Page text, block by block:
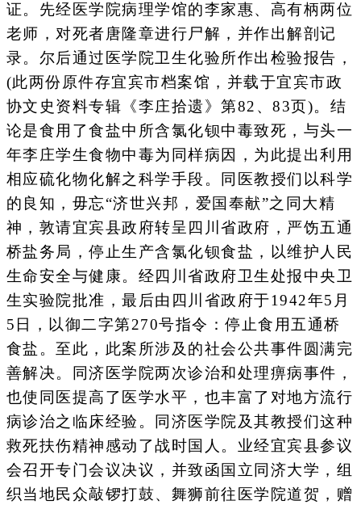
证。先经医学院病理学馆的李家惠、高有柄两位
老师，对死者唐隆章进行尸解，并作出解剖记
录。尔后通过医学院卫生化验所作出检验报告，
(此两份原件存宜宾市档案馆，并载于宜宾市政
协文史资料专辑《李庄拾遗》第82、83页)。结
论是食用了食盐中所含氯化钡中毒致死，与头一
年李庄学生食物中毒为同样病因，为此提出利用
相应硫化物化解之科学手段。同医教授们以科学
的良知，毋忘“济世兴邦，爱国奉献”之同大精
神，敦请宜宾县政府转呈四川省政府，严饬五通
桥盐务局，停止生产含氯化钡食盐，以维护人民
生命安全与健康。经四川省政府卫生处报中央卫
生实验院批准，最后由四川省政府于1942年5月
5日，以御二字第270号指令：停止食用五通桥
食盐。至此，此案所涉及的社会公共事件圆满完
善解决。同济医学院两次诊治和处理痹病事件，
也使同医提高了医学水平，也丰富了对地方流行
病诊治之临床经验。同济医学院及其教授们这种
救死扶伤精神感动了战时国人。业经宜宾县参议
会召开专门会议决议，并致函国立同济大学，组
织当地民众敲锣打鼓、舞狮前往医学院道贺，赠